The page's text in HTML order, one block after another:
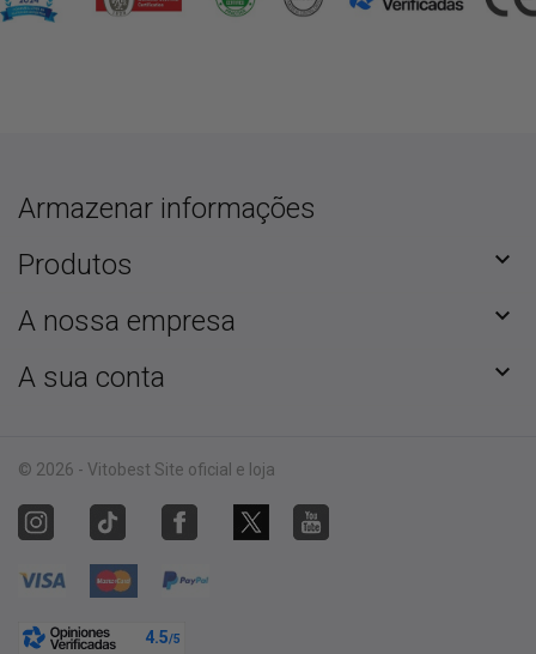
Armazenar informações
Produtos

A nossa empresa 
A sua conta 
© 2026 - Vitobest Site oficial e loja